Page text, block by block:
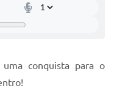
conquista para o